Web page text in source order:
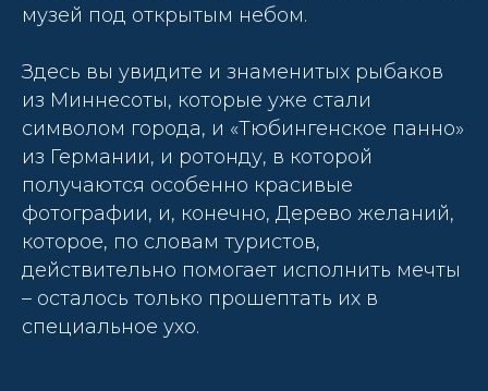
музей под открытым небом.
Здесь вы увидите и знаменитых рыбаков
из Миннесоты, которые уже стали
символом города, и «Тюбингенское панно»
из Германии, и ротонду, в которой
получаются особенно красивые
фотографии, и, конечно, Дерево желаний,
которое, по словам туристов,
действительно помогает исполнить мечты
– осталось только прошептать их в
специальное ухо.